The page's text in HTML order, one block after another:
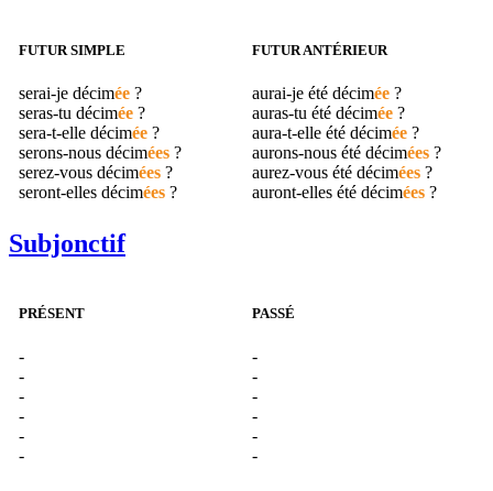
FUTUR SIMPLE
serai-je décimée ?
seras-tu décimée ?
sera-t-elle décimée ?
serons-nous décimées ?
serez-vous décimées ?
seront-elles décimées ?
FUTUR ANTÉRIEUR
aurai-je été décimée?
auras-tu été décimée?
aura-t-elle été décimée?
aurons-nous été décimées?
aurez-vous été décimées?
auront-elles été décimées?
Subjonctif
PRÉSENT
-
-
-
-
-
-
PASSÉ
-
-
-
-
-
-